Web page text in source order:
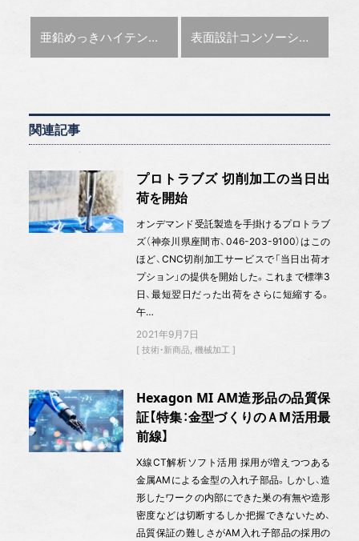
前の記事 :
亜鉛めっきハイテン材と樹脂の型内直接接合【金型テクノラボ】 次の記事 :
表面設計コンソーシアム 11月15日、設立講演会を開催
関連記事
プロトラブズ 切削加工の当日出
荷を開始
オンデマンド受託製造を手掛けるプロトラブ
ズ（神奈川県座間市、046-203-9100）はこの
ほど、CNC切削加工サービスで「当日出荷オ
プション」の提供を開始した。これまで標準3
日、最短翌日だった出荷をさらに短縮する。
午…
2021年9月7日
技術・新商品 機械加工
Hexagon MI AM造形品の品質保
証【特集：金型づくりのＡM活用最
前線】
Ⅹ線CT解析ソフト活用 採用が増えつつある
金属AMによる金型の入れ子部品。しかし、造
形したワークの内部にできた巣の有無や造形
密度などは切断するしか把握できないため、
品質保証の難しさがAM入れ子部品の採用の